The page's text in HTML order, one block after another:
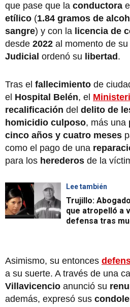
que pase que la conductora
etílico (1.84 gramos de
sangre) y con la licencia de
desde 2022 al momento de
Judicial ordenó su libertad .
Tras el fallecimiento de
el Hospital Belén, el
recalificación del delito de
homicidio culposo, más una
cinco años y cuatro meses
como el pago de una
para los herederos de la
Lee también
Trujillo:
que atropelló a
defensa tras
Asimismo, su entonces
a su suerte. A través de una
Villavicencio anunció su
además, expresó sus